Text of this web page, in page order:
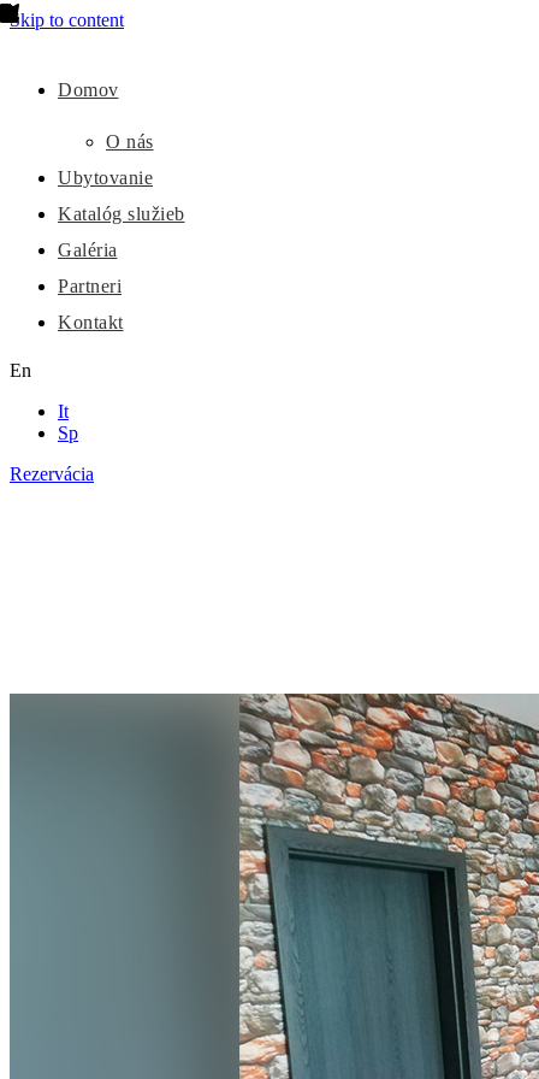
Skip to content
Domov
O nás
Ubytovanie
Katalóg služieb
Galéria
Partneri
Kontakt
En
It
Sp
Rezervácia